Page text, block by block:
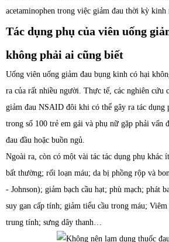
acetaminophen trong việc giảm đau thời kỳ kinh
Tác dụng phụ của viên uống
không phải ai cũng biết
Uống viên uống giảm đau bụng kinh có hại
ra của rất nhiều người. Thực tế, các nghiên cứu
giảm đau NSAID đôi khi có thể gây ra tác dụng
trong số 100 trẻ em gái và phụ nữ gặp phải vấn
đau đầu hoặc buồn ngủ.
Ngoài ra, còn có một vài tác tác dụng phụ khác
bất thường; rối loạn máu; da bị phồng rộp và
- Johnson); giảm bạch cầu hạt; phù mạch; phát
suy gan cấp tính; giảm tiểu cầu trong máu;
trung tính; sưng dây thanh…